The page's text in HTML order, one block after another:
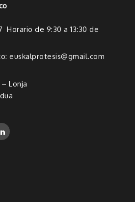
Horario de 9:30 a 13:30 de
euskalprotesis@gmail.com
Lonja